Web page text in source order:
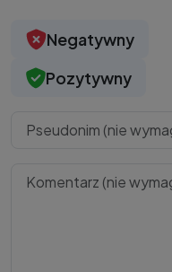
Negatywny
Pozytywny